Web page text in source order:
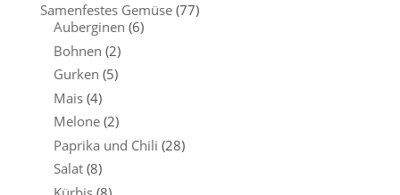
Samenfestes Gemüse (77)
Auberginen (6)
Bohnen (2)
Gurken (5)
Mais (4)
Melone (2)
Paprika und Chili (28)
Salat (8)